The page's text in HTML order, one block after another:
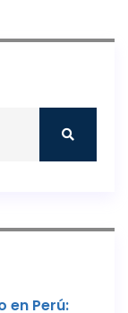
en Perú: